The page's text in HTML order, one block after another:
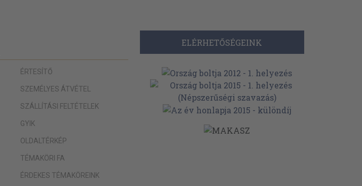
ÉRTESÍTŐ
SZEMÉLYES ÁTVÉTEL
SZÁLLÍTÁSI FELTÉTELEK
GYIK
OLDALTÉRKÉP
TÉMAKÖRI FA
ÉRDEKES TÉMAKÖREINK
ELÉRHETŐSÉGEINK